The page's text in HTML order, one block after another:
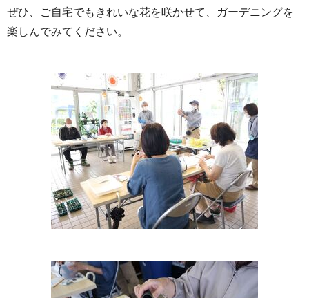
ぜひ、ご自宅でもきれいな花を咲かせて、ガーデニングを
楽しんでみてください。